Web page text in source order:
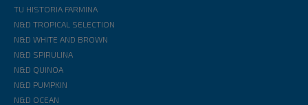
TU HISTORIA FARMINA
N&D TROPICAL SELECTION
N&D WHITE AND BROWN
N&D SPIRULINA
N&D QUINOA
N&D PUMPKIN
N&D OCEAN